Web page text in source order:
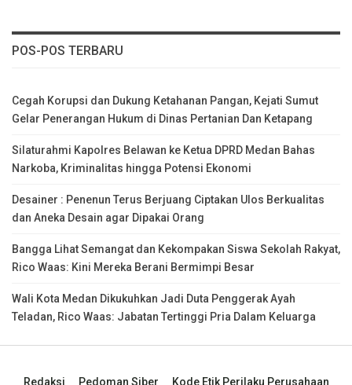
POS-POS TERBARU
Cegah Korupsi dan Dukung Ketahanan Pangan, Kejati Sumut
Gelar Penerangan Hukum di Dinas Pertanian Dan Ketapang
Silaturahmi Kapolres Belawan ke Ketua DPRD Medan Bahas
Narkoba, Kriminalitas hingga Potensi Ekonomi
Desainer : Penenun Terus Berjuang Ciptakan Ulos Berkualitas
dan Aneka Desain agar Dipakai Orang
Bangga Lihat Semangat dan Kekompakan Siswa Sekolah Rakyat,
Rico Waas: Kini Mereka Berani Bermimpi Besar
Wali Kota Medan Dikukuhkan Jadi Duta Penggerak Ayah
Teladan, Rico Waas: Jabatan Tertinggi Pria Dalam Keluarga
Redaksi Pedoman Siber Kode Etik Perilaku Perusahaan